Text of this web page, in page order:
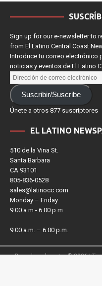
Sign up for our e-newsletter to
from El Latino Central Coast
Introduce tu correo electrónico
noticias y eventos de El Latino
510 de la Vina St.
Santa Barbara
CA 93101
805-836-0528
sales@latinocc.com
Monday – Friday